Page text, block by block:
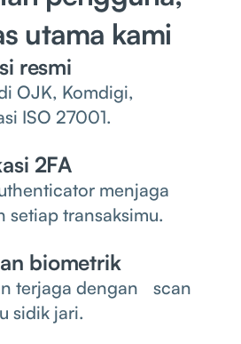
utama kami
resmi
OJK, Komdigi,
ISO 27001.
2FA
menjaga
setiap transaksimu.
biometrik
terjaga dengan scan
sidik jari.